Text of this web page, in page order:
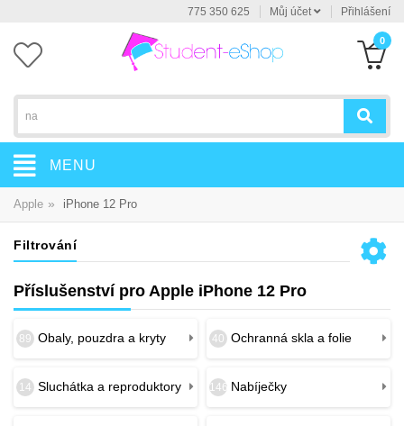
775 350 625 Můj účet Přihlášení
0
MENU
Apple » iPhone 12 Pro
Filtrování
Příslušenství pro Apple iPhone 12 Pro
89 Obaly, pouzdra a kryty 40 Ochranná skla a folie
14 Sluchátka a reproduktory 146 Nabíječky